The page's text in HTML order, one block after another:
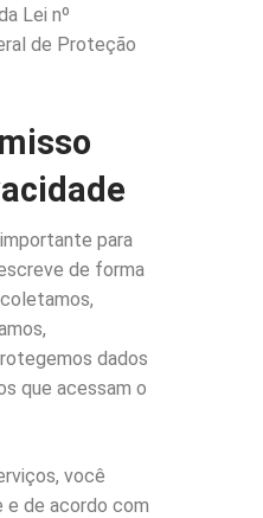
Lei nº
de Proteção
para
de forma
dados
que acessam o
você
de acordo com